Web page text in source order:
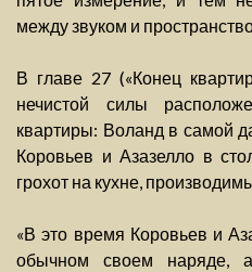
между звуком и
В главе 27 («Конец
нечистой силы
квартиры: Воланд в самой
Коровьев и Азазелло в
грохот на кухне,
«В это время Коровьев и
обычном своем наряде,